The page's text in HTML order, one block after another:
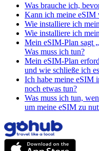
Was brauche ich,
Kann ich meine eSIM
Wie installiere ich
Wie installiere ich
Mein eSIM-Plan sagt
Was muss ich tun?
Mein eSIM-Plan
und wie schließe ich
Ich habe meine eSIM
noch etwas tun?
Was muss ich tun,
um meine eSIM zu